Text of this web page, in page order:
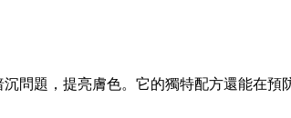
問題，提亮膚色。它的獨特配方還能在